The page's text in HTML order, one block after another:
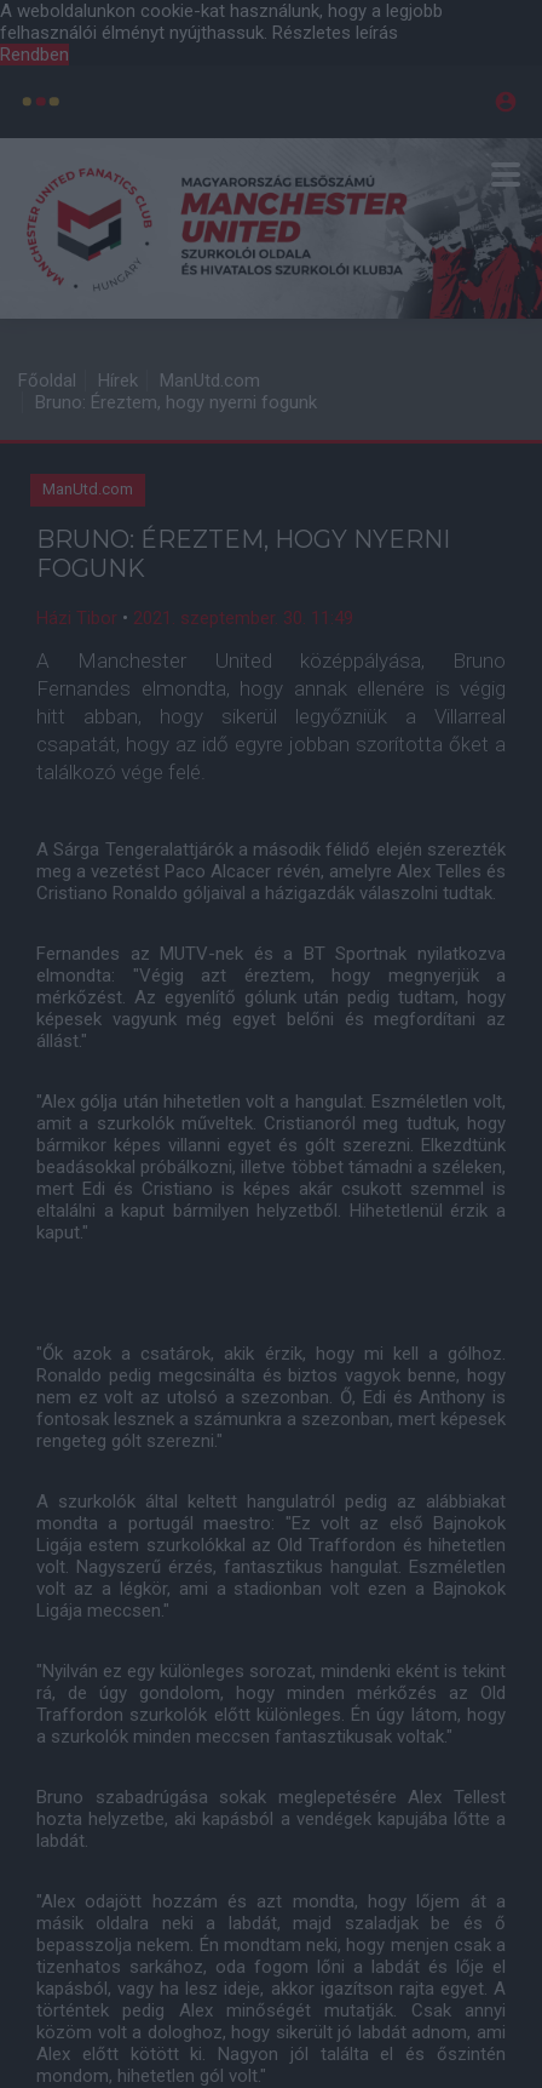
A weboldalunkon cookie-kat használunk, hogy a legjobb
felhasználói élményt nyújthassuk. Részletes leírás
Rendben
Főoldal Hírek
ManUtd.com
Bruno: Éreztem, hogy nyerni fogunk
ManUtd.com
BRUNO: ÉREZTEM, HOGY NYERNI
FOGUNK
Házi Tibor • 2021. szeptember. 30. 11:49
A Manchester United középpályása, Bruno
Fernandes elmondta, hogy annak ellenére is végig
hitt abban, hogy sikerül legyőzniük a Villarreal
csapatát, hogy az idő egyre jobban szorította őket a
találkozó vége felé.
A Sárga Tengeralattjárók a második félidő elején szerezték
meg a vezetést Paco Alcacer révén, amelyre Alex Telles és
Cristiano Ronaldo góljaival a házigazdák válaszolni tudtak.
Fernandes az MUTV-nek és a BT Sportnak nyilatkozva
elmondta: "Végig azt éreztem, hogy megnyerjük a
mérkőzést. Az egyenlítő gólunk után pedig tudtam, hogy
képesek vagyunk még egyet belőni és megfordítani az
állást."
"Alex gólja után hihetetlen volt a hangulat. Eszméletlen volt,
amit a szurkolók műveltek. Cristianoról meg tudtuk, hogy
bármikor képes villanni egyet és gólt szerezni. Elkezdtünk
beadásokkal próbálkozni, illetve többet támadni a széleken,
mert Edi és Cristiano is képes akár csukott szemmel is
eltalálni a kaput bármilyen helyzetből. Hihetetlenül érzik a
kaput."
"Ők azok a csatárok, akik érzik, hogy mi kell a gólhoz.
Ronaldo pedig megcsinálta és biztos vagyok benne, hogy
nem ez volt az utolsó a szezonban. Ő, Edi és Anthony is
fontosak lesznek a számunkra a szezonban, mert képesek
rengeteg gólt szerezni."
A szurkolók által keltett hangulatról pedig az alábbiakat
mondta a portugál maestro: "Ez volt az első Bajnokok
Ligája estem szurkolókkal az Old Traffordon és hihetetlen
volt. Nagyszerű érzés, fantasztikus hangulat. Eszméletlen
volt az a légkör, ami a stadionban volt ezen a Bajnokok
Ligája meccsen."
"Nyilván ez egy különleges sorozat, mindenki eként is tekint
rá, de úgy gondolom, hogy minden mérkőzés az Old
Traffordon szurkolók előtt különleges. Én úgy látom, hogy
a szurkolók minden meccsen fantasztikusak voltak."
Bruno szabadrúgása sokak meglepetésére Alex Tellest
hozta helyzetbe, aki kapásból a vendégek kapujába lőtte a
labdát.
"Alex odajött hozzám és azt mondta, hogy lőjem át a
másik oldalra neki a labdát, majd szaladjak be és ő
bepasszolja nekem. Én mondtam neki, hogy menjen csak a
tizenhatos sarkához, oda fogom lőni a labdát és lője el
kapásból, vagy ha lesz ideje, akkor igazítson rajta egyet. A
történtek pedig Alex minőségét mutatják. Csak annyi
közöm volt a dologhoz, hogy sikerült jó labdát adnom, ami
Alex előtt kötött ki. Nagyon jól találta el és őszintén
mondom, hihetetlen gól volt."